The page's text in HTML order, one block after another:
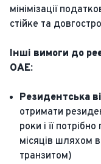
мінімізації
стійке та
Інші вимоги до
ОАЕ:
Резидентська
отримати
роки і її
місяців шляхом
транзитом)